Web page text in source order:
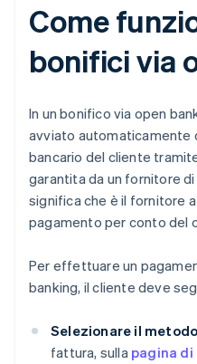
Come
bonifici via
In un bonifico via open
avviato automaticamente
bancario del cliente
garantita da un fornitore
significa che è il fornitore
pagamento per conto del
Per effettuare un
banking, il cliente deve
Selezionare il
fattura, sulla pagina di